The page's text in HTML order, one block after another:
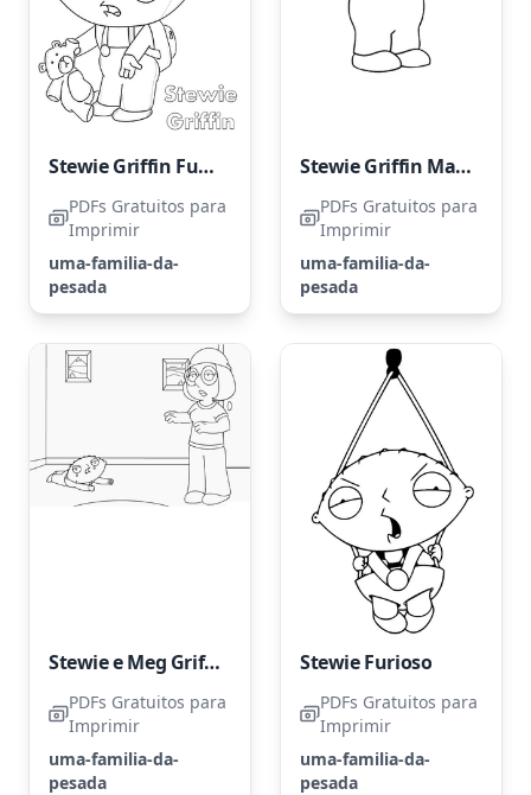
Stewie Griffin Furioso
PDFs Gratuitos para
Imprimir
uma-familia-da-
pesada
Stewie Griffin Malvado
PDFs Gratuitos para
Imprimir
uma-familia-da-
pesada
Stewie e Meg Griffin
PDFs Gratuitos para
Imprimir
uma-familia-da-
pesada
Stewie Furioso
PDFs Gratuitos para
Imprimir
uma-familia-da-
pesada